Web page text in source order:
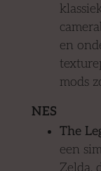
en
mods
NES
The
een
Zelda,